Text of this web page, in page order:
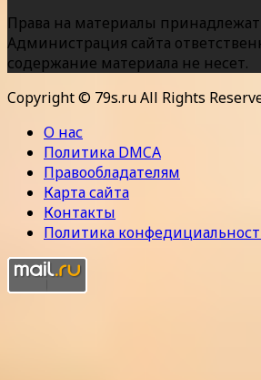
Права на материалы
Администрация сайта
содержание материала не несет.
Copyright © 79s.ru All Rights
О нас
Политика DMCA
Правообладателям
Карта сайта
Контакты
Политика